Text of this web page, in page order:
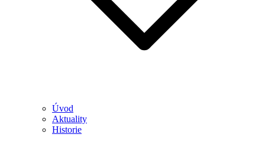
Úvod
Aktuality
Historie